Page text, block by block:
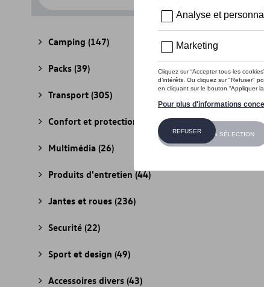
Camping (147)
Packs (39)
Transport (305)
Confort et protection (841)
Multimédia (26)
Produits d'entretien(44)
Jantes et roues (236)
Securité (22)
Sport et design (49)
Accessoires divers (43)